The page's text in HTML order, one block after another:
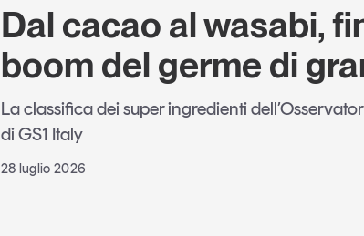
Dal cacao al wasabi,
boom del germe di
La classifica dei super ingredienti
di GS1 Italy
28 luglio 2026